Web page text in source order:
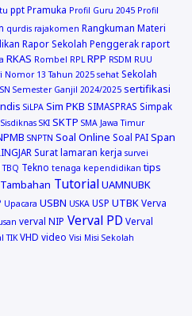
ppt Pramuka Profil Guru 2045 Profil
qurdis rajakomen Rangkuman Materi
Rapor Sekolah Penggerak raport
RKAS Rombel RPL RPP RSDM RUU
Nomor 13 Tahun 2025 sehat Sekolah
Semester Ganjil 2024/2025 sertifikasi
SiLPA Sim PKB SIMASPRAS Simpak
Sisdiknas SKI SKTP SMA Jawa Timur
SNPTN Soal Online Soal PAI Span
Surat lamaran kerja survei
TBQ Tekno tenaga kependidikan tips
TutorialUAMNUBK
Upacara USBN USKA USP UTBK Verva
verval NIP Verval PD Verval
TIK VHD video Visi Misi Sekolah